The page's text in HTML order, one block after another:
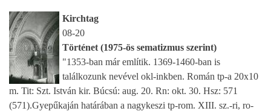
Kirchtag
08-20
Történet (1975-ös sematizmus szerint)
"1353-ban már említik. 1369-1460-ban is
találkozunk nevével okl-inkben. Román tp-a 20x10
m. Tit: Szt. István kir. Búcsú: aug. 20. Rn: okt. 30. Hsz: 571
(571).Gyepűkaján határában a nagykeszi tp-rom. XIII. sz.-ri, ro-